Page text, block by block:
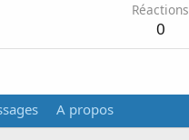
Réactions
0
A propos